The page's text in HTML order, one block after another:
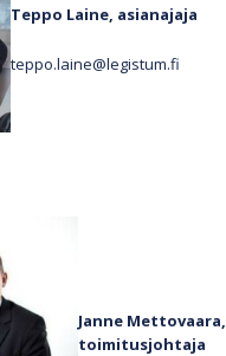
Teppo Laine, asianajaja
teppo.laine@legistum.fi
Janne Mettovaara,
toimitusjohtaja